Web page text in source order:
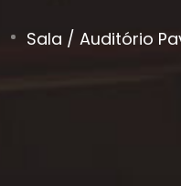
Sala / Auditório